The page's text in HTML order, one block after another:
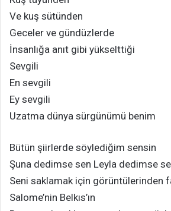
Ve kuş sütünden
Geceler ve gündüzlerde
İnsanlığa anıt gibi yükselttiği
Sevgili
En sevgili
Ey sevgili
Uzatma dünya sürgünümü benim
Bütün şiirlerde söylediğim sensin
Şuna dedimse sen Leyla dedimse
Seni saklamak için görüntülerinden
Salome’nin Belkıs’ın